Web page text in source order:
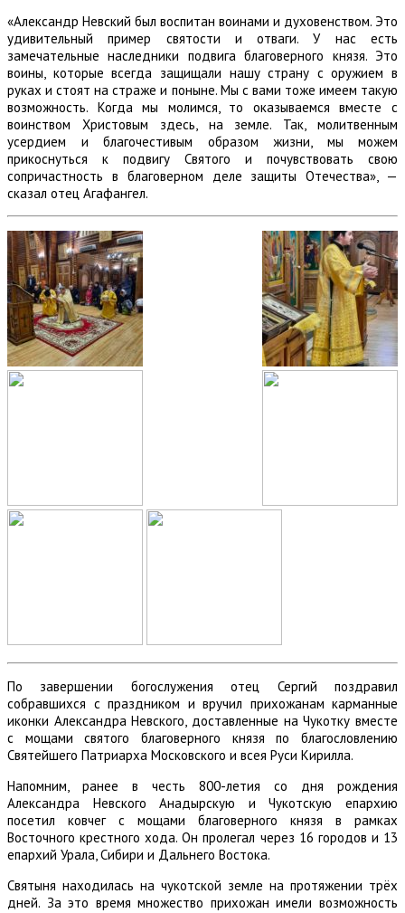
«Александр Невский был воспитан воинами и духовенством. Это
удивительный пример святости и отваги. У нас есть
замечательные наследники подвига благоверного князя. Это
воины, которые всегда защищали нашу страну с оружием в
руках и стоят на страже и поныне. Мы с вами тоже имеем такую
возможность. Когда мы молимся, то оказываемся вместе с
воинством Христовым здесь, на земле. Так, молитвенным
усердием и благочестивым образом жизни, мы можем
прикоснуться к подвигу Святого и почувствовать свою
сопричастность в благоверном деле защиты Отечества», —
сказал отец Агафангел.
По завершении богослужения отец Сергий поздравил
собравшихся с праздником и вручил прихожанам карманные
иконки Александра Невского, доставленные на Чукотку вместе
с мощами святого благоверного князя по благословлению
Святейшего Патриарха Московского и всея Руси Кирилла.
Напомним, ранее в честь 800-летия со дня рождения
Александра Невского Анадырскую и Чукотскую епархию
посетил ковчег с мощами благоверного князя в рамках
Восточного крестного хода. Он пролегал через 16 городов и 13
епархий Урала, Сибири и Дальнего Востока.
Святыня находилась на чукотской земле на протяжении трёх
дней. За это время множество прихожан имели возможность